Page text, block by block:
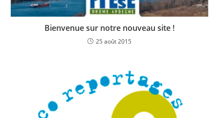
Bienvenue sur notre nouveau site !
25 août 2015